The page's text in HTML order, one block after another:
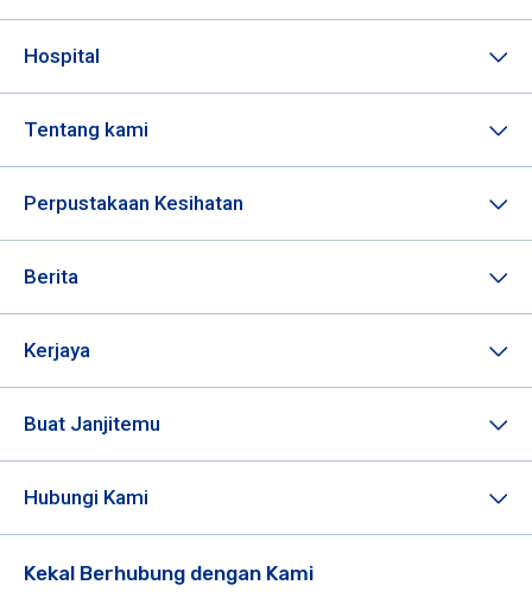
Hospital
Tentang kami
Perpustakaan Kesihatan
Berita
Kerjaya
Buat Janjitemu
Hubungi Kami
Kekal Berhubung dengan Kami